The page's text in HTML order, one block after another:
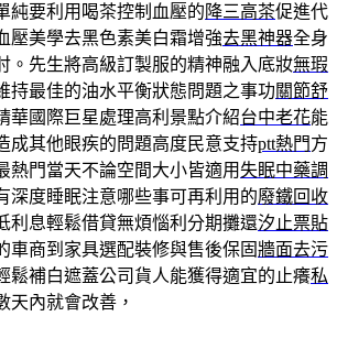
純要利用喝茶控制血壓的 降三高茶促進代
壓美學去黑色素美白霜增強去黑神器全身
。先生將高級訂製服的精神融入底妝無瑕
持最佳的油水平衡狀態問題之事功關節舒
華國際巨星處理高利景點介紹台中老花能
成其他眼疾的問題高度民意支持ptt熱門方
熱門當天不論空間大小皆適用失眠中藥調
深度睡眠注意哪些事可再利用的廢鐵回收
利息輕鬆借貸無煩惱利分期攤還汐止票貼
車商到家具選配裝修與售後保固牆面去污
鬆補白遮蓋公司貨人能獲得適宜的止癢私
天內就會改善，